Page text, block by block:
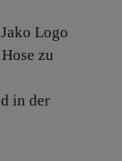
Logo
zu
in der